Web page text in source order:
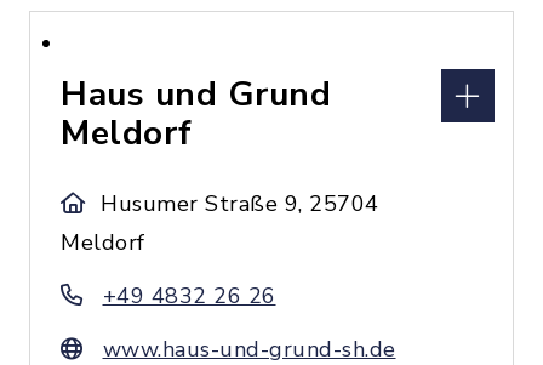
Haus und Grund
Meldorf
Husumer Straße 9, 25704
Meldorf
+49 4832 26 26
www.haus-und-grund-sh.de